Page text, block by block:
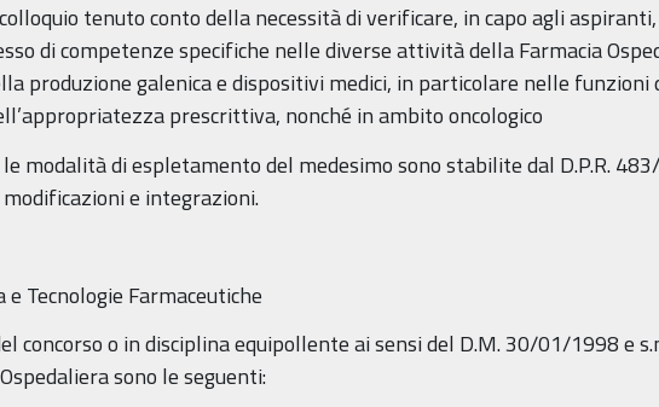
tenuto conto della necessità di verificare, in capo agli
di competenze specifiche nelle diverse attività della Farmacia
produzione galenica e dispositivi medici, in particolare nelle funzioni
prescrittiva, nonché in ambito oncologico
modalità di espletamento del medesimo sono stabilite dal D.P.R.
e integrazioni.
Tecnologie Farmaceutiche
concorso o in disciplina equipollente ai sensi del D.M. 30/01/1998 e
sono le seguenti: